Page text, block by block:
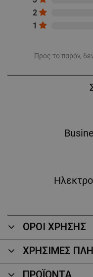
2
1
Προς το παρόν,
ΟΡΟΙ ΧΡΗΣΗΣ
ΧΡΗΣΙΜΕΣ